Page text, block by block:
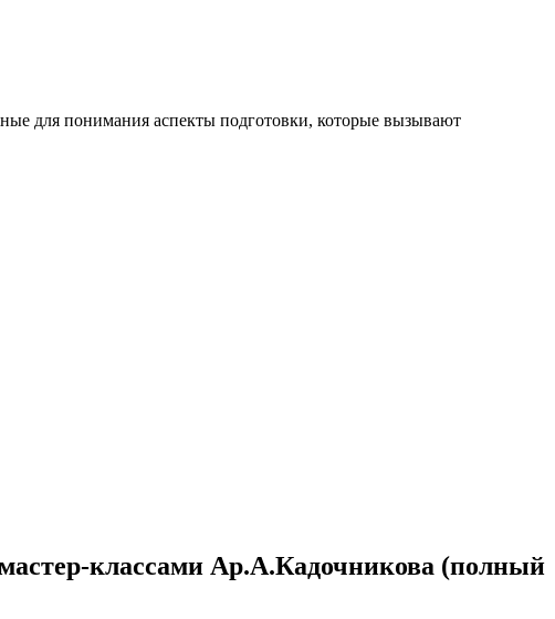
для понимания аспекты подготовки, которые вызывают
мастер-классами Ар.А.Кадочникова (полный